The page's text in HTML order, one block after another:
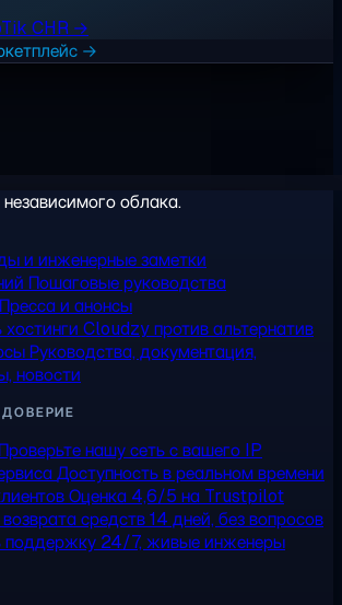
CHR →
→
облака.
и инженерные заметки
Пошаговые руководства
Пресса и анонсы
Cloudzy против альтернатив
Руководства, документация,
новости
Проверьте нашу сеть с вашего IP
Доступность в реальном времени
Оценка 4,6/5 на Trustpilot
средств14 дней, без вопросов
поддержку 24/7, живые инженеры